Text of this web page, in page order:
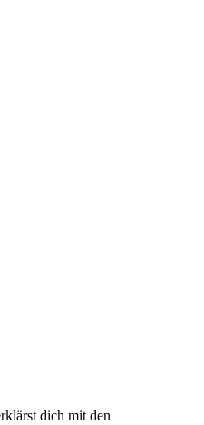
dich mit den